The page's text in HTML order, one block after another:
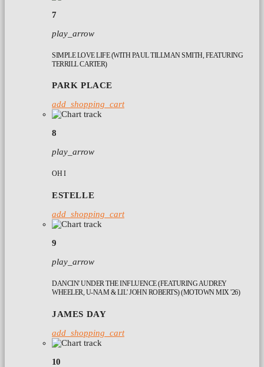
7
play_arrow
SIMPLE LOVE LIFE (WITH PAUL TILLMAN SMITH, FEATURING
TERRILL CARTER)
PARK PLACE
add_shopping_cart
8
play_arrow
OH I
ESTELLE
add_shopping_cart
9
play_arrow
DANCIN' UNDER THE INFLUENCE (FEATURING AUDREY
WHEELER, U-NAM & LIL' JOHN ROBERTS) (MOTOWN MIX '26)
JAMES DAY
add_shopping_cart
10